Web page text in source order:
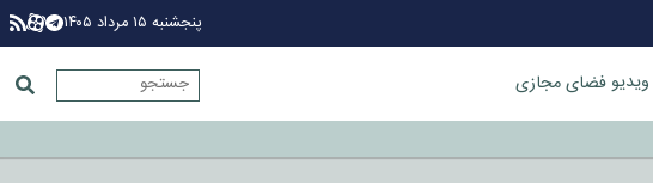
پنجشنبه ۱۵ مرداد ۱۴۰۵
ویدیوفضای مجازی